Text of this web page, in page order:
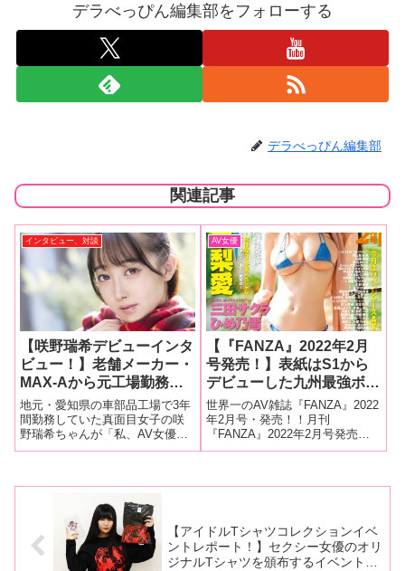
デラべっぴん編集部をフォローする
デラべっぴん編集部
関連記事
インタビュー、対談
【咲野瑞希デビューインタ
ビュー！】老舗メーカー・
MAX-Aから元工場勤務の
真面目女子が大量潮吹きデ
ビュー！「潮吹きモノの
AVが好きなんです。潮吹
きって気持ちよさがわかり
【後編】
地元・愛知県の車部品工場で3年
間勤務していた真面目女子の咲
野瑞希ちゃんが「私、AV女優に
なります」と決意の上京をし、
んとデビュー作から大量潮吹き
AV女優
【『FANZA』2022年2月
号発売！】表紙はS1から
デビューした九州最強ボデ
ィの山手梨愛！人気女優イ
ンタビューは三舩みすず、
古川いおり！新人インタビ
ューには三田サクラ、ひめ
希が登場！
世界一のAV雑誌『FANZA』2022
年2月号・発売！！月刊
『FANZA』2022年2月号発売！
今月の気になる内容ですが…表
【アイドルTシャツコレクションイベ
ントレポート！】セクシー女優のオリ
ジナルTシャツを頒布するイベントが